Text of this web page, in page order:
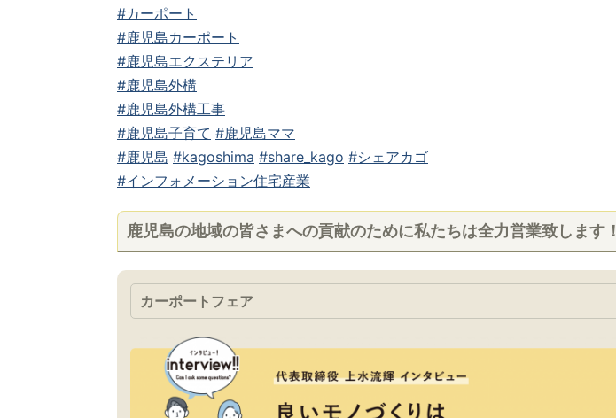
#カーポート
#鹿児島カーポート
#鹿児島エクステリア
#鹿児島外構
#鹿児島外構工事
#鹿児島子育て #鹿児島ママ
#鹿児島 #kagoshima #share_kago #シェアカゴ
#インフォメーション住宅産業
鹿児島の地域の皆さまへの貢献のために私たちは全力営業致します！
カーポートフェア